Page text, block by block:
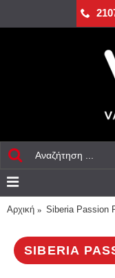
Αρχική Siberia Passion
SIBERIA